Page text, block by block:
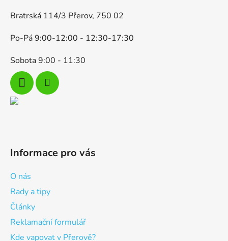
Bratrská 114/3 Přerov, 750 02
Po-Pá 9:00-12:00 - 12:30-17:30
Sobota 9:00 - 11:30
Informace pro vás
O nás
Rady a tipy
Články
Reklamační formulář
Kde vapovat v Přerově?